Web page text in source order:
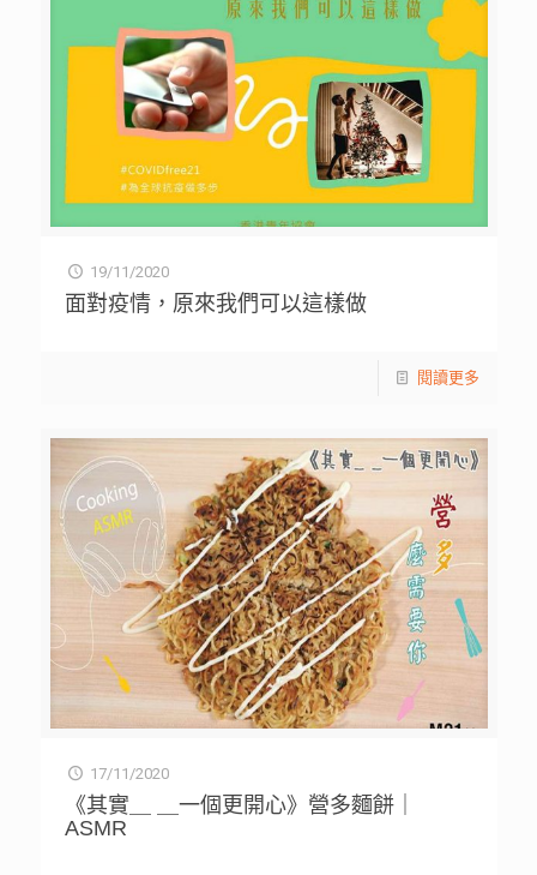
19/11/2020
面對疫情，原來我們可以這樣做
閱讀更多
17/11/2020
《其實＿ ＿一個更開心》營多麵餅｜
ASMR